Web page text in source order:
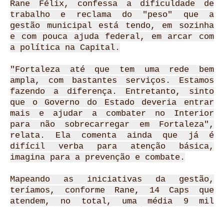
Rane Félix, confessa a dificuldade de
trabalho e reclama do "peso" que a
gestão municipal está tendo, em sozinha
e com pouca ajuda federal, em arcar com
a política na Capital.
"Fortaleza até que tem uma rede bem
ampla, com bastantes serviços. Estamos
fazendo a diferença. Entretanto, sinto
que o Governo do Estado deveria entrar
mais e ajudar a combater no Interior
para não sobrecarregar em Fortaleza",
relata. Ela comenta ainda que já é
difícil verba para atenção básica,
imagina para a prevenção e combate.
Mapeando as iniciativas da gestão,
teríamos, conforme Rane, 14 Caps que
atendem, no total, uma média 9 mil